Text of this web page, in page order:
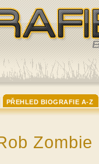
PŘEHLED BIOGRAFIE A-Z
Zombie